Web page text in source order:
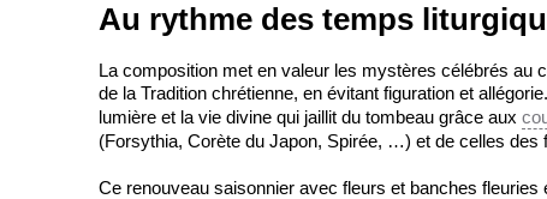
Au rythme des temps
La composition met en valeur les mystères célébrés au
de la Tradition chrétienne, en évitant figuration et
lumière et la vie divine qui jaillit du tombeau grâce aux
(Forsythia, Corète du Japon, Spirée, …) et de celles
Ce renouveau saisonnier avec fleurs et banches fleuries